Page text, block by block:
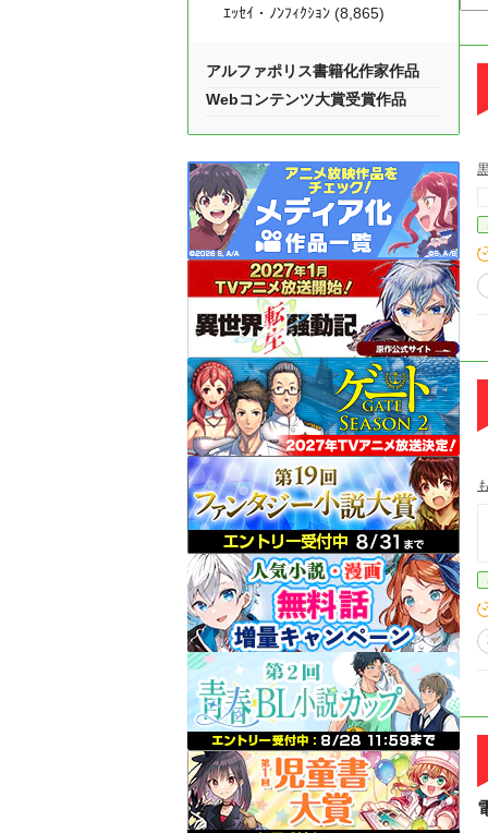
ｴｯｾｲ・ﾉﾝﾌｨｸｼｮﾝ (8,865)
アルファポリス書籍化作家作品
Webコンテンツ大賞受賞作品